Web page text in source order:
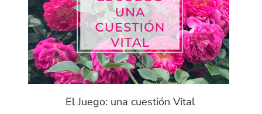
El Juego: una cuestión Vital